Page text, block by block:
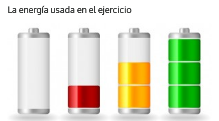
La energía usada en el ejercicio